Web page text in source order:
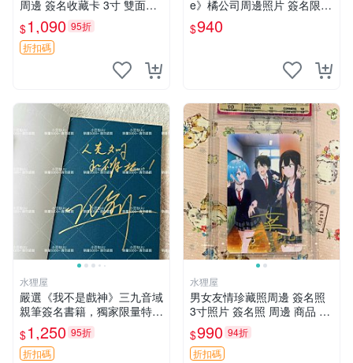
周邊 簽名收藏卡 3寸 雙面展
示 罕見中古 涼宮春日 苦難
救世主
$1,090 95折
折扣碼
e》橘公司周邊照片 簽名限量
版 3寸卡磚裝 直接送框 約
會、收藏、簽名照
$940
水狸屋
嚴選《我不是戲神》三九音域
親筆簽名書籍，獨家限量特 S
igned珍藏，玄幻小說必讀收
藏。我不是戲神系列最新力
作，戲中人極光君神道完整典
$1,250 95折
折扣碼
水狸屋
男女友情珍藏照周邊 簽名照
3寸照片 簽名照 周邊 商品 友
情紀念
$990 94折
折扣碼